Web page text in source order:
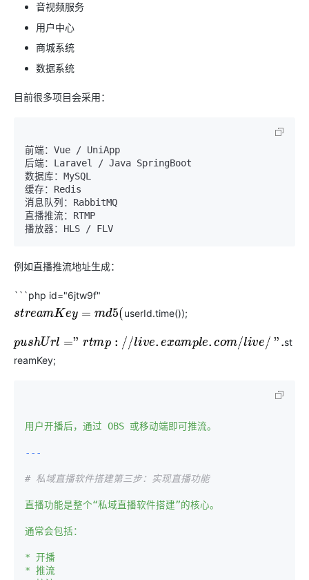
音视频服务
用户中心
商城系统
数据系统
目前很多项目会采用：
前端：Vue / UniApp
后端：Laravel / Java SpringBoot
数据库：MySQL
缓存：Redis
消息队列：RabbitMQ
直播推流：RTMP
例如直播推流地址生成：
```php id="6jtw9f"
streamKey=md 5( userId.time());
pushUrl="r tmp //live.e x ample.co m/live/".
st
reamKey;
用户开播后，通过 OBS 或移动端即可推流。
# 私域直播软件搭建第三步：实现直播功能
直播功能是整个“私域直播软件搭建”的核心。
通常会包括：
* 开播
* 推流